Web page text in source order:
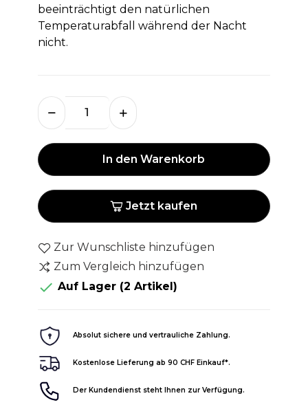
beeinträchtigt den natürlichen
Temperaturabfall während der Nacht
nicht.
In den Warenkorb
Jetzt kaufen
Zur Wunschliste hinzufügen
Zum Vergleich hinzufügen
 Auf Lager (2 Artikel)
Absolut sichere und vertrauliche Zahlung.
Kostenlose Lieferung ab 90 CHF Einkauf*.
Der Kundendienst steht Ihnen zur Verfügung.